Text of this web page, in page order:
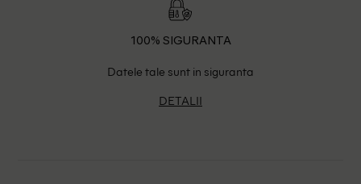
100% SIGURANTA
Datele tale sunt in siguranta
DETALII